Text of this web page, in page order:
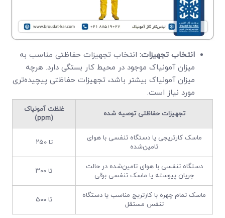
انتخاب تجهیزات: انتخاب تجهیزات حفاظتی مناسب به
میزان آمونیاک موجود در محیط کار بستگی دارد. هرچه
میزان آمونیاک بیشتر باشد، تجهیزات حفاظتی پیچیده‌تری
مورد نیاز است.
تجهیزات حفاظتی توصیه شده
غلظت آمونیاک
(ppm)
ماسک کارتریجی یا دستگاه تنفسی با هوای
تامین‌شده
تا ۲۵۰
دستگاه تنفسی با هوای تامین‌شده در حالت
جریان پیوسته یا ماسک تنفسی برقی
تا ۳۰۰
ماسک تمام چهره با کارتریج مناسب یا دستگاه
تنفس مستقل
تا ۵۰۰